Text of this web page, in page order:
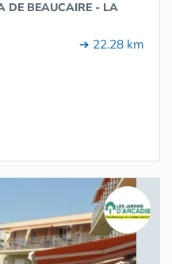
DE BEAUCAIRE - LA
➔ 22.28 km